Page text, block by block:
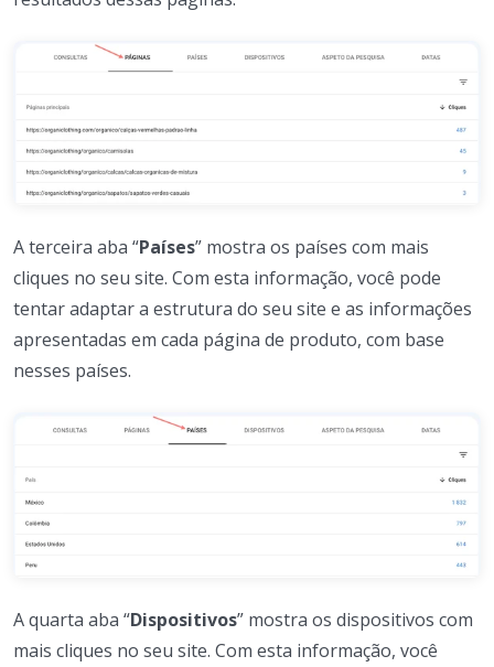
A terceira aba “Países” mostra os países com mais
cliques no seu site. Com esta informação, você pode
tentar adaptar a estrutura do seu site e as informações
apresentadas em cada página de produto, com base
nesses países.
A quarta aba “Dispositivos” mostra os dispositivos com
mais cliques no seu site. Com esta informação, você